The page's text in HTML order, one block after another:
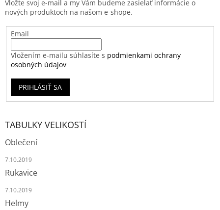
Vložte svoj e-mail a my Vám budeme zasielať informácie o
nových produktoch na našom e-shope.
Email
Vložením e-mailu súhlasíte s podmienkami ochrany
osobných údajov
PRIHLÁSIŤ SA
TABULKY VELIKOSTÍ
Oblečení
7.10.2019
Rukavice
7.10.2019
Helmy